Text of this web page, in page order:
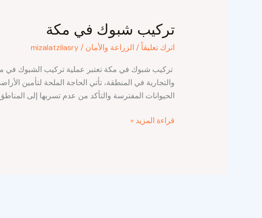
تركيب شبوك في مكة
اترك تعليقاً / الزراعة والأمان /
mizalatzilasry
تركيب شبوك في مكة تعتبر عملية تركيب الشبوك في
والتجارية في المنطقة، تأتي الحاجة الملحة لتأمين
الحيوانات المفترسة والتأكد من عدم تسربها إلى
في
مكة
قراءة المزيد »